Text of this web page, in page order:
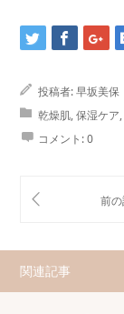
投稿者:早坂美保
乾燥肌,保湿ケア,
コメント:0
関連記事